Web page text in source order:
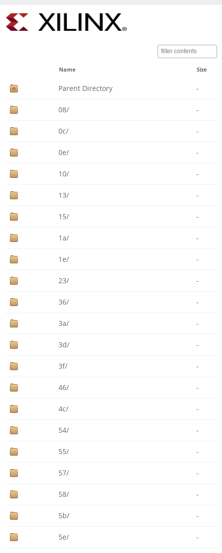
Name Size
Parent Directory -
08/ -
0c/ -
0e/ -
10/ -
13/ -
15/ -
1a/ -
1e/ -
23/ -
36/ -
3a/ -
3d/ -
3f/ -
46/ -
4c/ -
54/ -
55/ -
57/ -
58/ -
5b/ -
5e/ -